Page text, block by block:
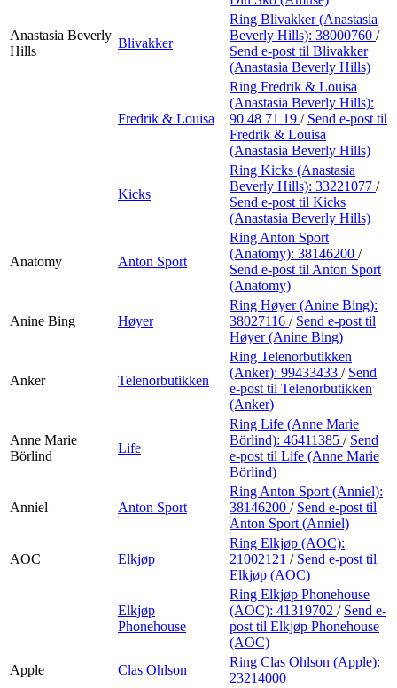
Anastasia Beverly
Hills
Blivakker
Ring Blivakker (Anastasia
Beverly Hills): 38000760 /
Send e-post til Blivakker
(Anastasia Beverly Hills)
Fredrik & Louisa
Ring Fredrik & Louisa
(Anastasia Beverly Hills):
90 48 71 19 / Send e-post til
Fredrik & Louisa
(Anastasia Beverly Hills)
Kicks
Ring Kicks (Anastasia
Beverly Hills): 33221077 /
Send e-post til Kicks
(Anastasia Beverly Hills)
Anatomy Anton Sport
Ring Anton Sport
(Anatomy): 38146200 /
Send e-post til Anton Sport
(Anatomy)
Anine Bing Høyer
Ring Høyer (Anine Bing):
38027116 / Send e-post til
Høyer (Anine Bing)
Anker Telenorbutikken
Ring Telenorbutikken
(Anker): 99433433 / Send
e-post til Telenorbutikken
(Anker)
Anne Marie
Börlind
Life
Ring Life (Anne Marie
Börlind): 46411385 / Send
e-post til Life (Anne Marie
Börlind)
Anniel Anton Sport
Ring Anton Sport (Anniel):
38146200 / Send e-post til
Anton Sport (Anniel)
AOC Elkjøp
Ring Elkjøp (AOC):
21002121 / Send e-post til
Elkjøp (AOC)
Elkjøp
Phonehouse
Ring Elkjøp Phonehouse
(AOC): 41319702 / Send e-
post til Elkjøp Phonehouse
(AOC)
Apple
Clas Ohlson
Ring Clas Ohlson (Apple):
23214000